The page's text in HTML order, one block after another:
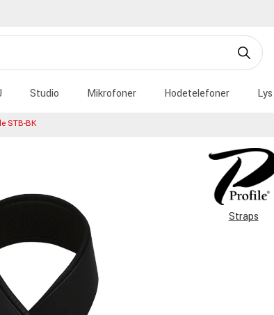
Studio Mikrofoner Hodetelefoner Lys
STB-BK
Straps